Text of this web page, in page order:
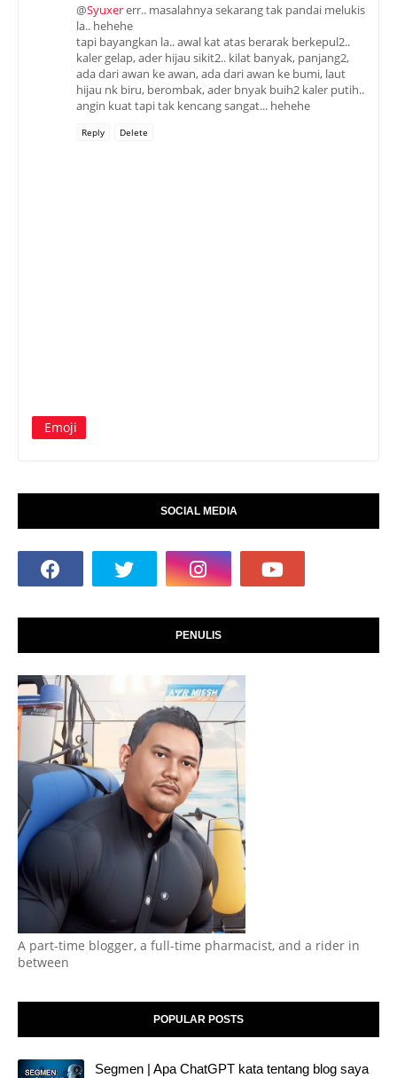
@Syuxererr.. masalahnya sekarang tak pandai melukis
la.. hehehe
tapi bayangkan la.. awal kat atas berarak berkepul2..
kaler gelap, ader hijau sikit2.. kilat banyak, panjang2,
ada dari awan ke awan, ada dari awan ke bumi, laut
hijau nk biru, berombak, ader bnyak buih2 kaler putih..
angin kuat tapi tak kencang sangat... hehehe
Reply Delete
Emoji
SOCIAL MEDIA
PENULIS
A part-time blogger, a full-time pharmacist, and a rider in
between
POPULAR POSTS
Segmen | Apa ChatGPT kata tentang blog saya